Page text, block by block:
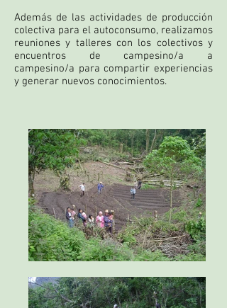
Además de las actividades de producción
colectiva para el autoconsumo, realizamos
reuniones y talleres con los colectivos y
encuentros de campesino/a a
campesino/a para compartir experiencias
y generar nuevos conocimientos.